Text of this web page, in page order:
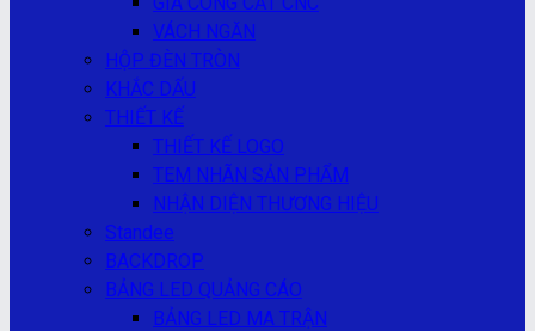
VÁCH NGĂN
HỘP ĐÈN TRÒN
KHẮC DẤU
THIẾT KẾ
THIẾT KẾ LOGO
TEM NHÃN SẢN PHẨM
NHẬN DIỆN THƯƠNG HIỆU
Standee
BACKDROP
BẢNG LED QUẢNG CÁO
BẢNG LED MA TRẬN